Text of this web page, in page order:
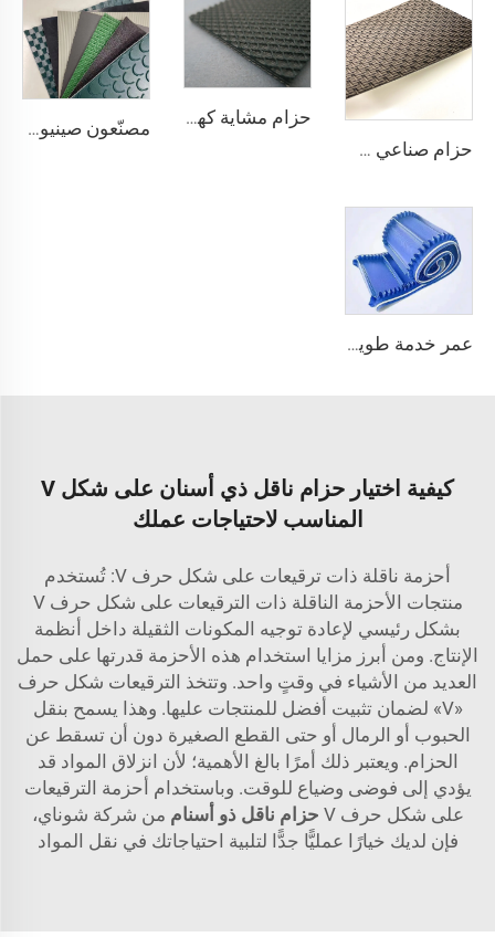
حزام صناعي صيني لتتبع وتلميع الحزام الناقل الماسي من مادة PVC
حزام مشاية كهربائية من البلاستيك PVC عالي الجودة من مورد صيني، ناعم وهادئ ومطاطي ويظل مستقرًا ومقاومًا للانزلاق مصنّعون صينيون لمصانع التصنيع حسب الطلب لأنواع pu وpvc وpvk من أحزمة النقل البوليسترية
عمر خدمة طويل، فعّال من حيث التكلفة، جودة صينية، حزام ناقل بسمك 3.1 مم على شكل لفافة، PVC بسمك 3.5 مم، حزام ناقل أبيض لا نهائي للاستخدام في الصناعات الغذائية
كيفية اختيار حزام ناقل ذي أسنان على شكل V
المناسب لاحتياجات عملك
أحزمة ناقلة ذات ترقيعات على شكل حرف V: تُستخدم
منتجات الأحزمة الناقلة ذات الترقيعات على شكل حرف V
بشكل رئيسي لإعادة توجيه المكونات الثقيلة داخل أنظمة
الإنتاج. ومن أبرز مزايا استخدام هذه الأحزمة قدرتها على حمل
العديد من الأشياء في وقتٍ واحد. وتتخذ الترقيعات شكل حرف
«V» لضمان تثبيت أفضل للمنتجات عليها. وهذا يسمح بنقل
الحبوب أو الرمال أو حتى القطع الصغيرة دون أن تسقط عن
الحزام. ويعتبر ذلك أمرًا بالغ الأهمية؛ لأن انزلاق المواد قد
يؤدي إلى فوضى وضياع للوقت. وباستخدام أحزمة الترقيعات
على شكل حرف V
حزام ناقل ذو أسنام من شركة شوناي،
فإن لديك خيارًا عمليًّا جدًّا لتلبية احتياجاتك في نقل المواد